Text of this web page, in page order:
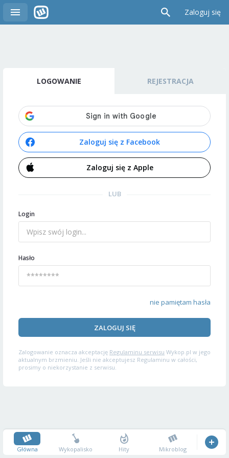
Zaloguj się
LOGOWANIE REJESTRACJA
Zaloguj się z Facebook
Zaloguj się z Apple
LUB
Login
Hasło
nie pamiętam hasła
ZALOGUJ SIĘ
Zalogowanie oznacza akceptację Regulaminu serwisu Wykop.pl w jego
aktualnym brzmieniu. Jeśli nie akceptujesz Regulaminu w całości,
prosimy o niekorzystanie z serwisu.
Główna Wykopalisko Hity Mikroblog